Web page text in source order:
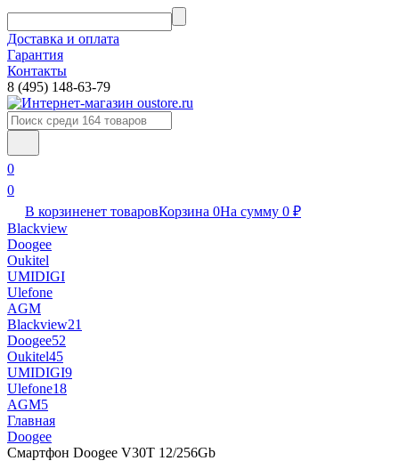
Доставка и оплата
Гарантия
Контакты​
8 (495) 148-63-79
0
0
В корзиненет товаровКорзина 0На сумму 0 ₽
Blackview
Doogee
Oukitel
UMIDIGI
Ulefone
AGM
Blackview21
Doogee52
Oukitel45
UMIDIGI9
Ulefone18
AGM5
Главная
Doogee
Смартфон Doogee V30T 12/256Gb